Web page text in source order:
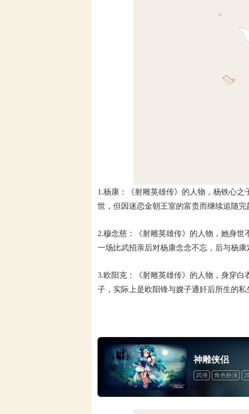
1.杨康：《射雕英雄传》的人物，杨铁心
世，但因迷恋金朝王室的富贵而继续追随完
2.穆念慈：《射雕英雄传》的人物，她身
一场比武招亲后对杨康念念不忘，后与杨康
3.欧阳克：《射雕英雄传》的人物，身穿
子，实际上是欧阳锋与嫂子通奸后所生的私
神雕侠侣
武侠 角色扮演